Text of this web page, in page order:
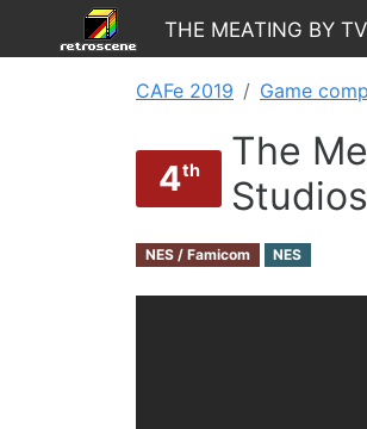
The Meating by
CAFe 2019 Game
4th
The
Studios
NES / Famicom NES